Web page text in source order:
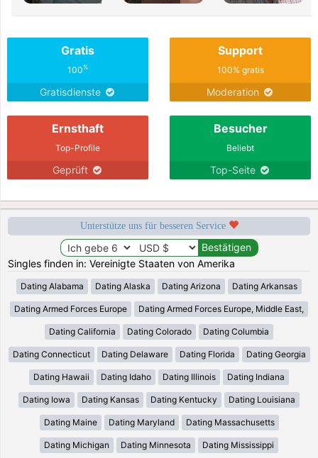
Gratis
100%
Gratisdienste
Support
100% gratis
Moderation
Ernsthaft
Top-Profile
Geprüft
Besucher
Beliebt
Top-Seite
Unterstütze uns für besseren Service
Singles finden in: Vereinigte Staaten von Amerika
Dating Alabama Dating Alaska Dating Arizona Dating Arkansas
Dating Armed Forces Europe Dating Armed Forces Europe, Middle East,
Dating California Dating Colorado Dating Columbia
Dating Connecticut Dating Delaware Dating Florida Dating Georgia
Dating Hawaii Dating Idaho Dating Illinois Dating Indiana
Dating Iowa Dating Kansas Dating Kentucky Dating Louisiana
Dating Maine Dating Maryland Dating Massachusetts
Dating Michigan Dating Minnesota Dating Mississippi